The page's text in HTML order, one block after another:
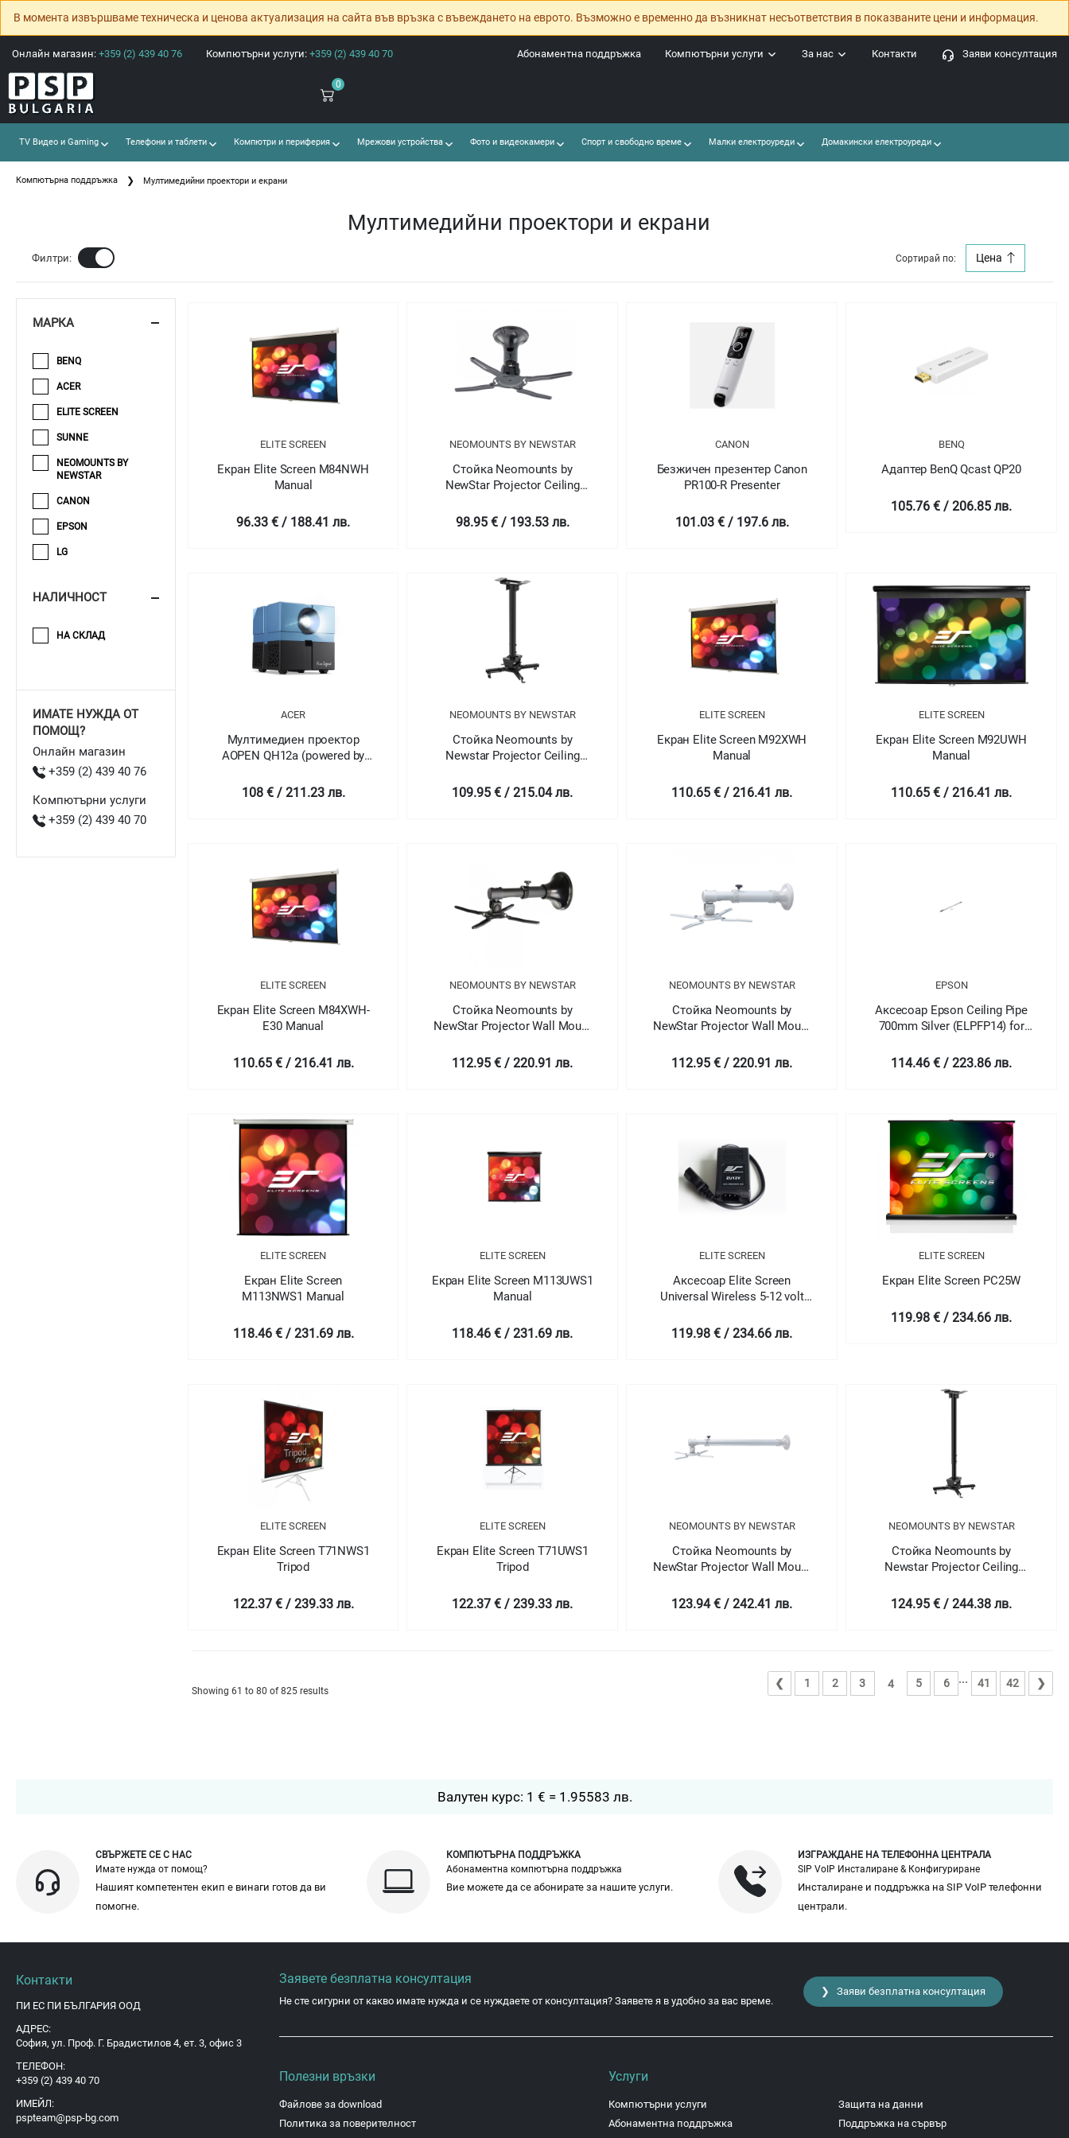
В момента извършваме техническа и ценова актуализация на сайта във връзка с въвеждането на еврото. Възможно е временно да възникнат несъответствия в показваните цени и информация.
Онлайн магазин: +359 (2) 439 40 76 Компютърни услуги: +359 (2) 439 40 70 Заяви консултация
Контакти
За нас
Компютърни услуги
Абонаментна поддръжка
0
TV Видео и Gaming Телефони и таблети Компютри и периферия Мрежови устройства Фото и видеокамери Спорт и свободно време Малки електроуреди Домакински електроуреди
Компютърна поддръжка Мултимедийни проектори и екрани
Мултимедийни проектори и екрани
Филтри: Ф Сортирай по: Цена
ELITE SCREEN
Екран Elite Screen M84NWH
Manual
96.33 € / 188.41 лв.
NEOMOUNTS BY NEWSTAR
Стойка Neomounts by
NewStar Projector Ceiling
98.95 € / 193.53 лв.
CANON
Безжичен презентер Canon
PR100-R Presenter
101.03 € / 197.6 лв.
BENQ
Адаптер BenQ Qcast QP20
105.76 € / 206.85 лв.
ACER
Мултимедиен проектор
AOPEN QH12a (powered by
108 € / 211.23 лв.
NEOMOUNTS BY NEWSTAR
Стойка Neomounts by
Newstar Projector Ceiling
90 cm)
109.95 € / 215.04 лв.
ELITE SCREEN
Екран Elite Screen M92XWH
Manual
110.65 € / 216.41 лв.
ELITE SCREEN
Екран Elite Screen M92UWH
Manual
110.65 € / 216.41 лв.
ELITE SCREEN
Екран Elite Screen M84XWH-
E30 Manual
110.65 € / 216.41 лв.
NEOMOUNTS BY NEWSTAR
Стойка Neomounts by
NewStar Projector Wall Mount
throw)
112.95 € / 220.91 лв.
NEOMOUNTS BY NEWSTAR
Стойка Neomounts by
NewStar Projector Wall Mount
throw)
112.95 € / 220.91 лв.
EPSON
Аксесоар Epson Ceiling Pipe
700mm Silver (ELPFP14) for
ELPMB22 & ELPMB23
114.46 € / 223.86 лв.
ELITE SCREEN
Екран Elite Screen
M113NWS1 Manual
118.46 € / 231.69 лв.
ELITE SCREEN
Екран Elite Screen M113UWS1
Manual
118.46 € / 231.69 лв.
ELITE SCREEN
Аксесоар Elite Screen
Universal Wireless 5-12 volt
119.98 € / 234.66 лв.
ELITE SCREEN
Екран Elite Screen PC25W
119.98 € / 234.66 лв.
ELITE SCREEN
Екран Elite Screen T71NWS1
Tripod
122.37 € / 239.33 лв.
ELITE SCREEN
Екран Elite Screen T71UWS1
Tripod
122.37 € / 239.33 лв.
NEOMOUNTS BY NEWSTAR
Стойка Neomounts by
NewStar Projector Wall Mount
throw)
123.94 € / 242.41 лв.
NEOMOUNTS BY NEWSTAR
Стойка Neomounts by
Newstar Projector Ceiling
114 cm)
124.95 € / 244.38 лв.
Showing 61 to 80 of 825 results
❮ 1 2 3 4 5 6 ... 41 42 ❯
МАРКА
BENQ
ACER
ELITE SCREEN
SUNNE
NEOMOUNTS BY
NEWSTAR
CANON
EPSON
LG
НАЛИЧНОСТ
НА СКЛАД
ИМАТЕ НУЖДА ОТ
ПОМОЩ?
Онлайн магазин
+359 (2) 439 40 76
Компютърни услуги
+359 (2) 439 40 70
Валутен курс: 1 € = 1.95583 лв.
СВЪРЖЕТЕ СЕ С НАС
Имате нужда от помощ?
Нашият компетентен екип е винаги готов да ви
помогне.
КОМПЮТЪРНА ПОДДРЪЖКА
Абонаментна компютърна поддръжка
Вие можете да се абонирате за нашите услуги.
ИЗГРАЖДАНЕ НА ТЕЛЕФОННА ЦЕНТРАЛА
SIP VoIP Инсталиране & Конфигуриране
Инсталиране и поддръжка на SIP VoIP телефонни
централи.
Контакти
ПИ ЕС ПИ БЪЛГАРИЯ ООД
АДРЕС:
София, ул. Проф. Г. Брадистилов 4, ет. 3, офис 3
ТЕЛЕФОН:
+359 (2) 439 40 70
ИМЕЙЛ:
pspteam@psp-bg.com
Заявете безплатна консултация
Не сте сигурни от какво имате нужда и се нуждаете от консултация? Заявете я в удобно за вас време.
❯ Заяви безплатна консултация
Полезни връзки
Файлове за download
Политика за поверителност
Услуги
Компютърни услуги
Абонаментна поддръжка
Защита на данни
Поддръжка на сървър